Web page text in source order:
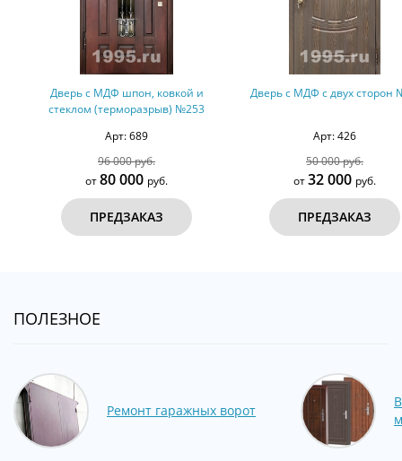
Дверь с МДФ шпон, ковкой и
стеклом (терморазрыв) №253
Арт: 689
96 000 руб.
80 000руб.
ПРЕДЗАКАЗ
Дверь с МДФ с двух сторон №38
Арт: 426
50 000 руб.
32 000руб.
ПРЕДЗАКАЗ
ПОЛЕЗНОЕ
Ремонт гаражных ворот